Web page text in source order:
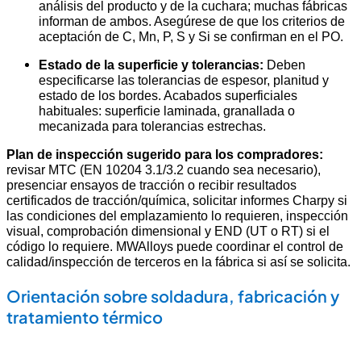
análisis del producto y de la cuchara; muchas fábricas
informan de ambos. Asegúrese de que los criterios de
aceptación de C, Mn, P, S y Si se confirman en el PO.
Estado de la superficie y tolerancias: Deben
especificarse las tolerancias de espesor, planitud y
estado de los bordes. Acabados superficiales
habituales: superficie laminada, granallada o
mecanizada para tolerancias estrechas.
Plan de inspección sugerido para los compradores:
revisar MTC (EN 10204 3.1/3.2 cuando sea necesario),
presenciar ensayos de tracción o recibir resultados
certificados de tracción/química, solicitar informes Charpy si
las condiciones del emplazamiento lo requieren, inspección
visual, comprobación dimensional y END (UT o RT) si el
código lo requiere. MWAlloys puede coordinar el control de
calidad/inspección de terceros en la fábrica si así se solicita.
Orientación sobre soldadura, fabricación y
tratamiento térmico